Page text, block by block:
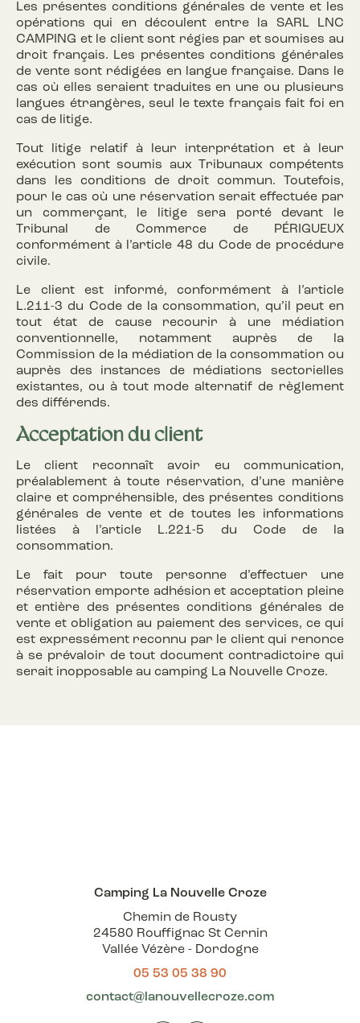
Les présentes conditions générales de vente et les
opérations qui en découlent entre la SARL LNC
CAMPING et le client sont régies par et soumises au
droit français. Les présentes conditions générales
de vente sont rédigées en langue française. Dans le
cas où elles seraient traduites en une ou plusieurs
langues étrangères, seul le texte français fait foi en
cas de litige.
Tout litige relatif à leur interprétation et à leur
exécution sont soumis aux Tribunaux compétents
dans les conditions de droit commun. Toutefois,
pour le cas où une réservation serait effectuée par
un commerçant, le litige sera porté devant le
Tribunal de Commerce de PÉRIGUEUX
conformément à l’article 48 du Code de procédure
civile.
Le client est informé, conformément à l’article
L.211-3 du Code de la consommation, qu’il peut en
tout état de cause recourir à une médiation
conventionnelle, notamment auprès de la
Commission de la médiation de la consommation ou
auprès des instances de médiations sectorielles
existantes, ou à tout mode alternatif de règlement
des différends.
Acceptation du client
Le client reconnaît avoir eu communication,
préalablement à toute réservation, d’une manière
claire et compréhensible, des présentes conditions
générales de vente et de toutes les informations
listées à l’article L.221-5 du Code de la
consommation.
Le fait pour toute personne d’effectuer une
réservation emporte adhésion et acceptation pleine
et entière des présentes conditions générales de
vente et obligation au paiement des services, ce qui
est expressément reconnu par le client qui renonce
à se prévaloir de tout document contradictoire qui
serait inopposable au camping La Nouvelle Croze.
Camping La Nouvelle Croze
Chemin de Rousty
24580 Rouffignac St Cernin
Vallée Vézère - Dordogne
05 53 05 38 90
contact@lanouvellecroze.com